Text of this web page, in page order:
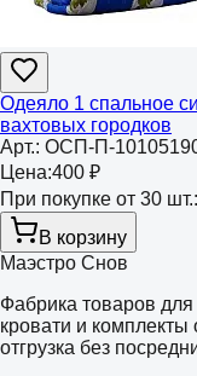
Одеяло 1 спальное
вахтовых городков
Арт.: ОСП-П-
Цена:400 ₽
При покупке от 30 шт.:
В корзину
Маэстро Снов
Фабрика товаров
кровати и
отгрузка без